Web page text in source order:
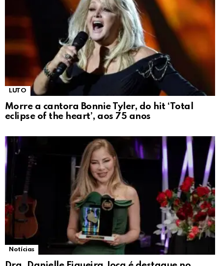
LUTO
Morre a cantora Bonnie Tyler, do hit ‘Total
eclipse of the heart’, aos 75 anos
Notícias